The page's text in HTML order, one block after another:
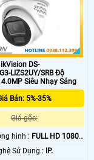
DS-
LIZS2UY/SRB Độ
Phân Giải 4.0MP Siêu Nhạy Sáng
Bán: 5%-35%
Giá gốc:
hình : FULL HD 1080P
🌠 Công Nghệ Sử Dụng :
IP.